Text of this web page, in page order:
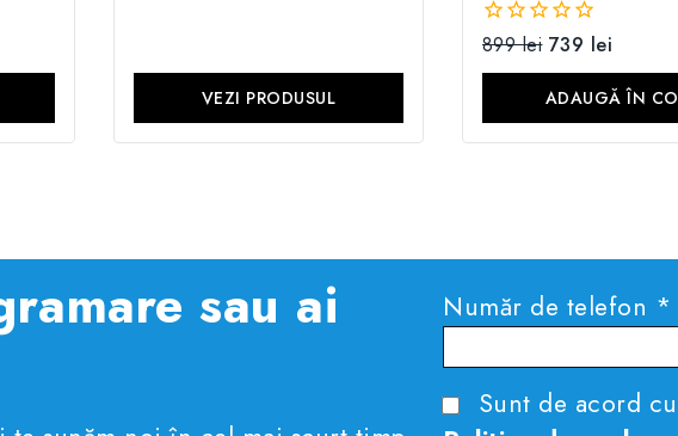
VEZI PRODUSUL
0
899lei 739 lei
ADAUGĂ ÎN
sau ai
Număr de telefon *
Sunt de acord cu